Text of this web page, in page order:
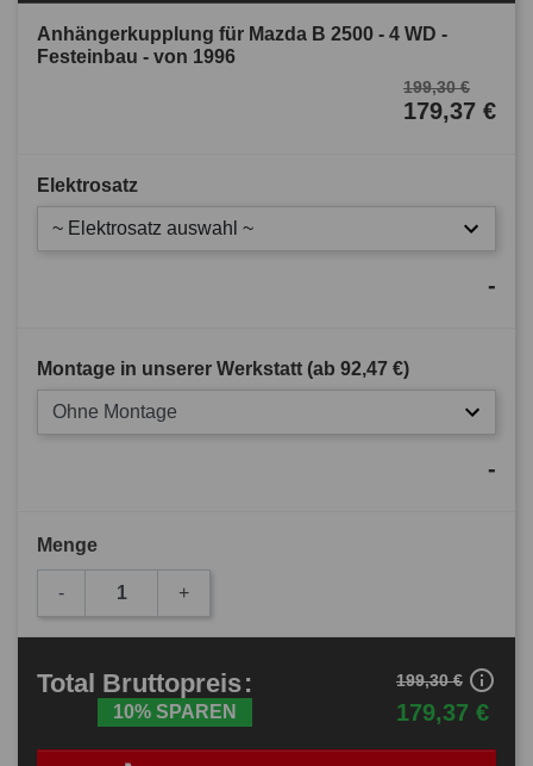
Anhängerkupplung für Mazda B 2500 - 4 WD -
Festeinbau - von 1996
199,30 €
179,37 €
Elektrosatz
~ Elektrosatz auswahl ~
-
Montage in unserer Werkstatt (ab 92,47 €)
Ohne Montage
-
Menge
- +
Total Bruttopreis:
10% SPAREN 179,37 €
199,30 € info_outline